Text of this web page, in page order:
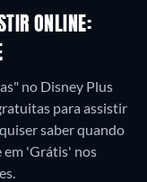
ONLINE:
no Disney Plus
para assistir
saber quando
'Grátis' nos